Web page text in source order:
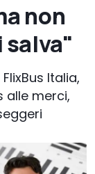
non
salva"
Italia,
alle merci,